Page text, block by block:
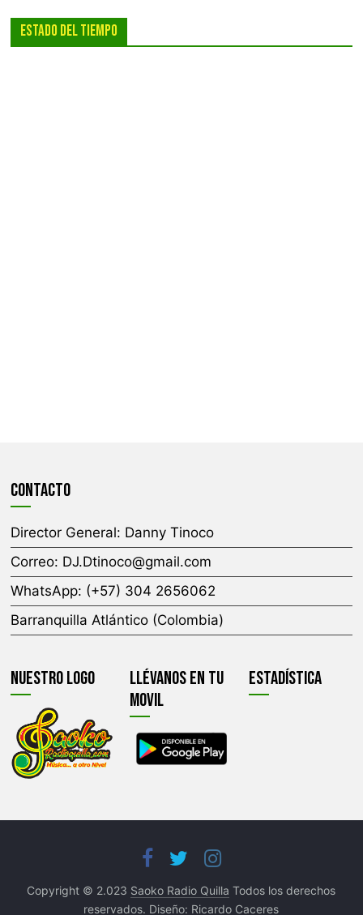
Estado Del Tiempo
CONTACTO
Director General: Danny Tinoco
Correo: DJ.Dtinoco@gmail.com
WhatsApp: (+57) 304 2656062
Barranquilla Atlántico (Colombia)
Nuestro Logo
Llévanos En Tu
Movil
Estadística
Copyright © 2.023 Saoko Radio Quilla Todos los derechos
reservados. Diseño: Ricardo Caceres